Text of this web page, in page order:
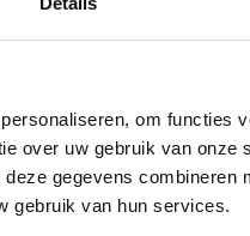
om functies
over uw gebruik van onze
gegevens combineren
gebruik van hun services.